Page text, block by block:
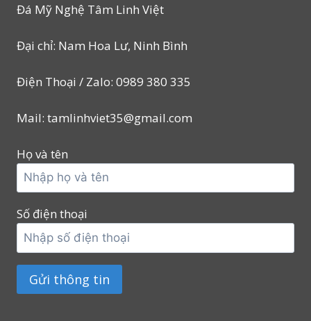
Đá Mỹ Nghệ Tâm Linh Việt
Đại chỉ: Nam Hoa Lư, Ninh Bình
Điện Thoại / Zalo: 0989 380 335
Mail: tamlinhviet35@gmail.com
Họ và tên
Số điện thoại